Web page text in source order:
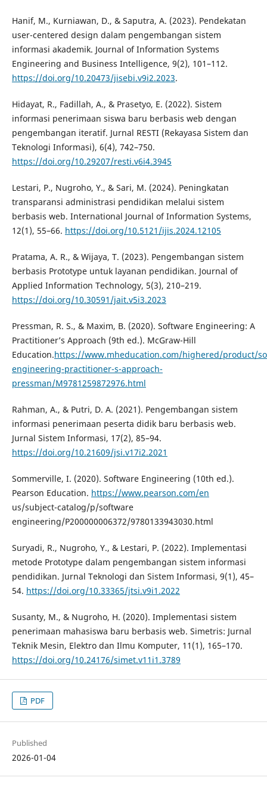
Hanif, M., Kurniawan, D., & Saputra, A. (2023). Pendekatan
user-centered design dalam pengembangan sistem
informasi akademik. Journal of Information Systems
Engineering and Business Intelligence, 9(2), 101–112.
https://doi.org/10.20473/jisebi.v9i2.2023.
Hidayat, R., Fadillah, A., & Prasetyo, E. (2022). Sistem
informasi penerimaan siswa baru berbasis web dengan
pengembangan iteratif. Jurnal RESTI (Rekayasa Sistem dan
Teknologi Informasi), 6(4), 742–750.
https://doi.org/10.29207/resti.v6i4.3945
Lestari, P., Nugroho, Y., & Sari, M. (2024). Peningkatan
transparansi administrasi pendidikan melalui sistem
berbasis web. International Journal of Information Systems,
12(1), 55–66. https://doi.org/10.5121/ijis.2024.12105
Pratama, A. R., & Wijaya, T. (2023). Pengembangan sistem
berbasis Prototype untuk layanan pendidikan. Journal of
Applied Information Technology, 5(3), 210–219.
https://doi.org/10.30591/jait.v5i3.2023
Pressman, R. S., & Maxim, B. (2020). Software Engineering: A
Practitioner’s Approach (9th ed.). McGraw-Hill
Education.https://www.mheducation.com/highered/product/
engineering-practitioner-s-approach-
pressman/M9781259872976.html
Rahman, A., & Putri, D. A. (2021). Pengembangan sistem
informasi penerimaan peserta didik baru berbasis web.
Jurnal Sistem Informasi, 17(2), 85–94.
https://doi.org/10.21609/jsi.v17i2.2021
Sommerville, I. (2020). Software Engineering (10th ed.).
Pearson Education. https://www.pearson.com/en
us/subject-catalog/p/software
engineering/P200000006372/9780133943030.html
Suryadi, R., Nugroho, Y., & Lestari, P. (2022). Implementasi
metode Prototype dalam pengembangan sistem informasi
pendidikan. Jurnal Teknologi dan Sistem Informasi, 9(1), 45–
54. https://doi.org/10.33365/jtsi.v9i1.2022
Susanty, M., & Nugroho, H. (2020). Implementasi sistem
penerimaan mahasiswa baru berbasis web. Simetris: Jurnal
Teknik Mesin, Elektro dan Ilmu Komputer, 11(1), 165–170.
https://doi.org/10.24176/simet.v11i1.3789
PDF
Published
2026-01-04